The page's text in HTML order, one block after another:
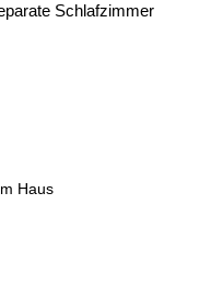
Schlafzimmer
Haus